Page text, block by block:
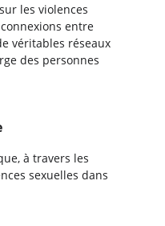
les violences
entre
véritables réseaux
des personnes
à travers les
sexuelles dans